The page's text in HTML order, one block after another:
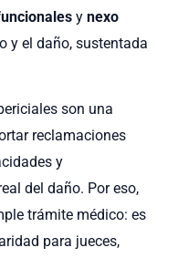
y nexo
y el daño, sustentada
son una
reclamaciones
y
del daño. Por eso,
trámite médico: es
para jueces,